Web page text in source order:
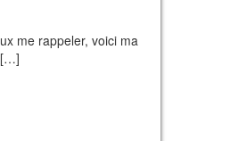
me rappeler, voici ma
[…]